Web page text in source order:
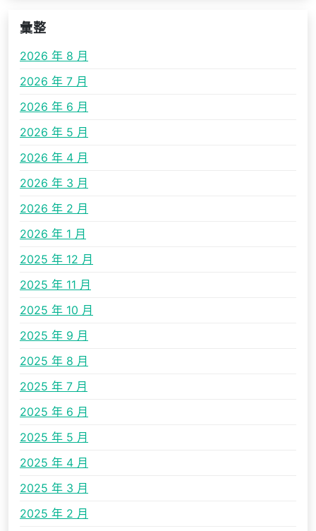
彙整
2026 年 8 月
2026 年 7 月
2026 年 6 月
2026 年 5 月
2026 年 4 月
2026 年 3 月
2026 年 2 月
2026 年 1 月
2025 年 12 月
2025 年 11 月
2025 年 10 月
2025 年 9 月
2025 年 8 月
2025 年 7 月
2025 年 6 月
2025 年 5 月
2025 年 4 月
2025 年 3 月
2025 年 2 月